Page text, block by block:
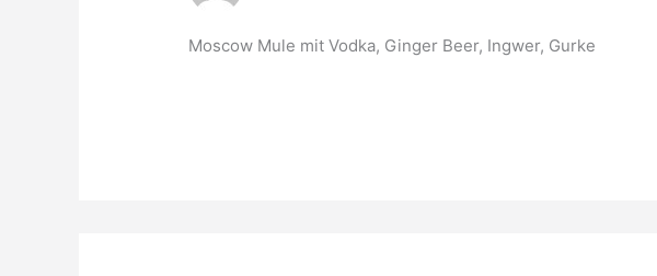
Moscow Mule mit Vodka, Ginger Beer, Ingwer, Gurke